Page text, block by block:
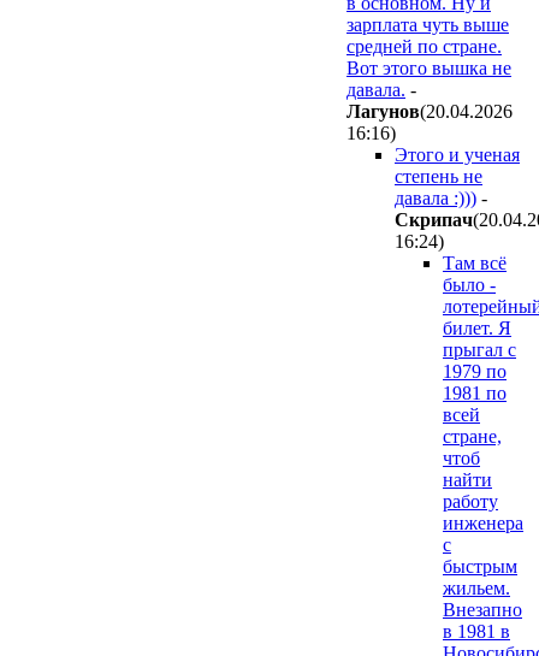
зарплата чуть выше
средней по стране.
Вот этого вышка не
давала. -
Лaгyнoв(20.04.2026
16:16)
Этого и ученая
степень не
давала :))) -
Cкpипaч
16:24)
Там всё
было -
билет. Я
прыгал с
1979 по
1981 по
всей
стране,
чтоб
найти
работу
инженера
с
быстрым
жильем.
Внезапно
в 1981 в